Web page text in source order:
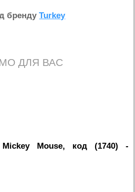
брендуTurkey
ДЛЯ ВАС
Mouse, код (1740) -